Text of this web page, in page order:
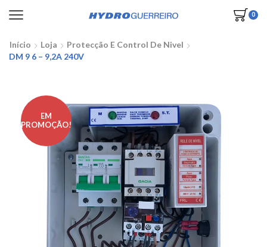
0
Início Loja
Protecção E Control De Nivel
DM 9 6 – 9,2A 240V
EM
PROMOÇÃO!